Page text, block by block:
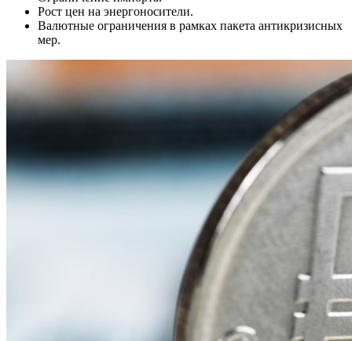
Рост цен на энергоносители.
Валютные ограничения в рамках пакета антикризисных
мер.